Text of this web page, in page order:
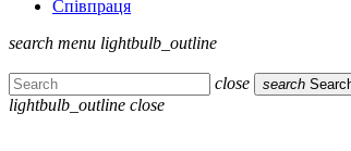
Співпраця
search menu lightbulb_outline
close search
lightbulb_outline close